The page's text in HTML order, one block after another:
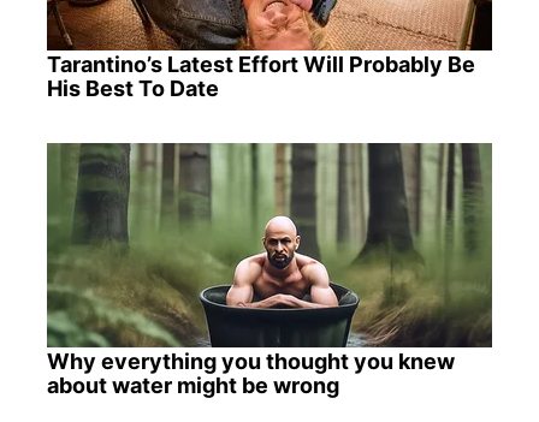
Tarantino’s Latest Effort Will Probably Be
His Best To Date
Why everything you thought you knew
about water might be wrong